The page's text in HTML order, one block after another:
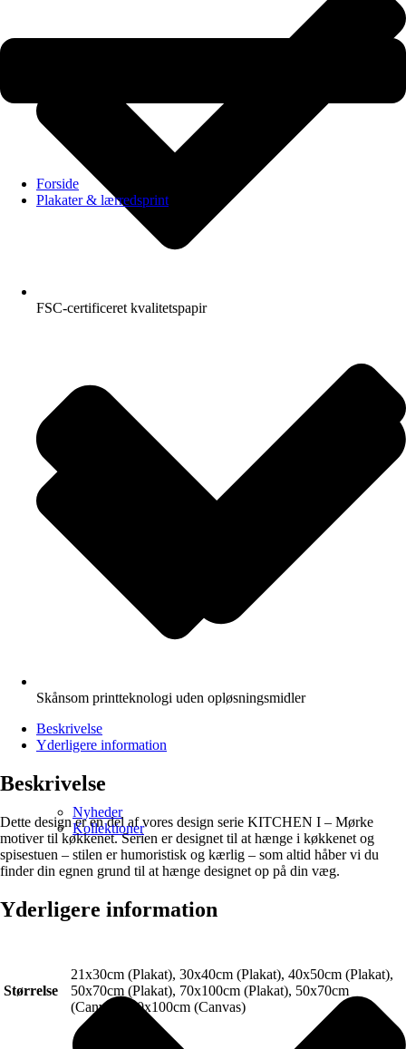
Forside
Plakater & lærredsprint
Nyheder
Kollektioner
FSC-certificeret kvalitetspapir
Skånsom printteknologi uden opløsningsmidler
Beskrivelse
Yderligere information
Beskrivelse
Dette design er en del af vores design serie KITCHEN I – Mørke
motiver til køkkenet. Serien er designet til at hænge i køkkenet og
spisestuen – stilen er humoristisk og kærlig – som altid håber vi du
finder din egnen grund til at hænge designet op på din væg.
Yderligere information
Størrelse
21x30cm (Plakat), 30x40cm (Plakat), 40x50cm (Plakat),
50x70cm (Plakat), 70x100cm (Plakat), 50x70cm
(Canvas), 70x100cm (Canvas)